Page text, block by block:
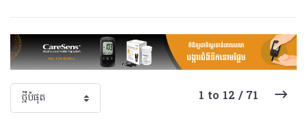
1 to 12 / 71